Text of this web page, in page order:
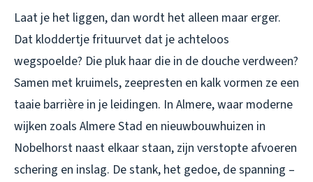
Laat je het liggen, dan wordt het alleen maar erger.
Dat kloddertje frituurvet dat je achteloos
wegspoelde? Die pluk haar die in de douche verdween?
Samen met kruimels, zeepresten en kalk vormen ze een
taaie barrière in je leidingen. In Almere, waar moderne
wijken zoals Almere Stad en nieuwbouwhuizen in
Nobelhorst naast elkaar staan, zijn verstopte afvoeren
schering en inslag. De stank, het gedoe, de spanning –